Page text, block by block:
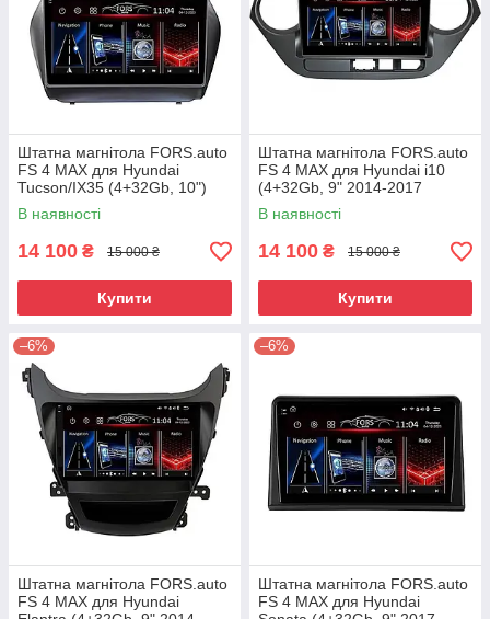
Штатна магнітола FORS.auto
FS 4 MAX для Hyundai
Tucson/IX35 (4+32Gb, 10")
2009-2012
В наявності
14 100 ₴ 15 000 ₴
Купити
Штатна магнітола FORS.auto
FS 4 MAX для Hyundai i10
(4+32Gb, 9" 2014-2017
В наявності
14 100 ₴ 15 000 ₴
Купити
–6%
Штатна магнітола FORS.auto
FS 4 MAX для Hyundai
–6%
Штатна магнітола FORS.auto
FS 4 MAX для Hyundai